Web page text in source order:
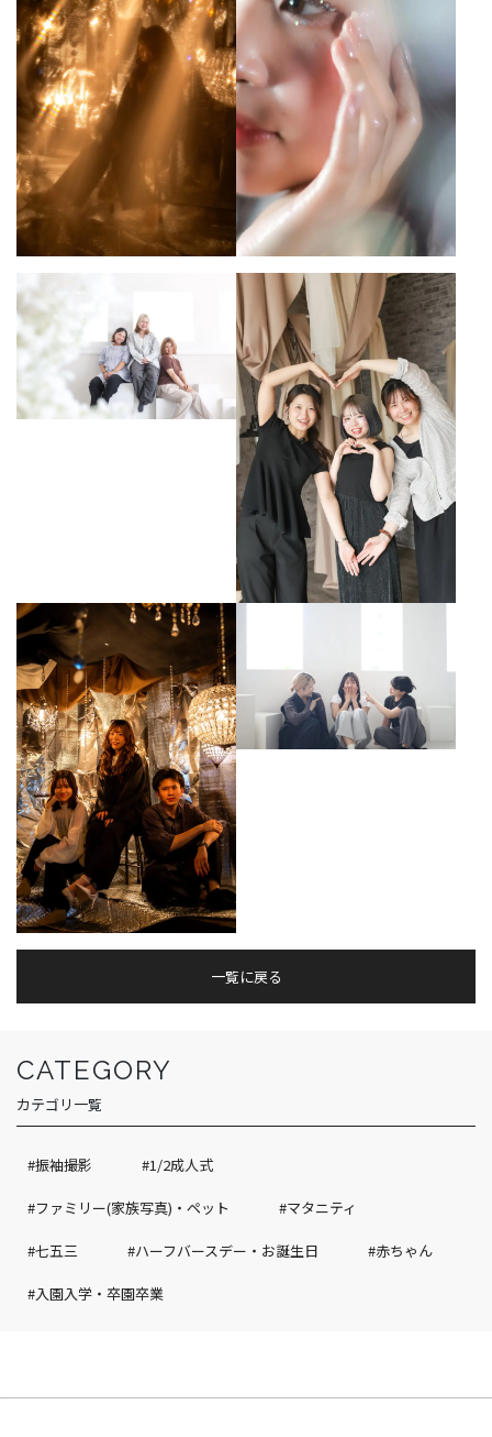
一覧に戻る
CATEGORY
カテゴリ一覧
#振袖撮影 #1/2成人式
#ファミリー(家族写真)・ペット #マタニティ
#七五三 #ハーフバースデー・お誕生日 #赤ちゃん
#入園入学・卒園卒業